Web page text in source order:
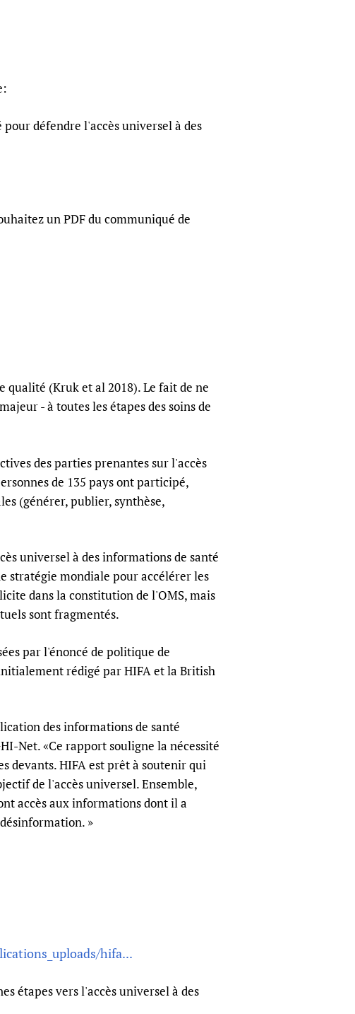
Quality Health Services
défendre l'accès universel à des
un PDF du communiqué de
qualité (Kruk et al 2018). Le fait de ne
- à toutes les étapes des soins de
des parties prenantes sur l'accès
de 135 pays ont participé,
(générer, publier, synthèse,
universel à des informations de santé
stratégie mondiale pour accélérer les
dans la constitution de l'OMS, mais
sont fragmentés.
par l'énoncé de politique de
rédigé par HIFA et la British
des informations de santé
Net. «Ce rapport souligne la nécessité
devants. HIFA est prêt à soutenir qui
de l'accès universel. Ensemble,
accès aux informations dont il a
»
hifa...
étapes vers l'accès universel à des